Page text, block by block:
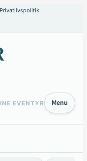
Privatlivspolitik
EVENTYR Menu